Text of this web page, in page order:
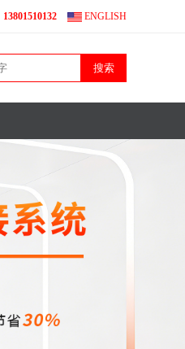
13801510132 ENGLISH
搜索